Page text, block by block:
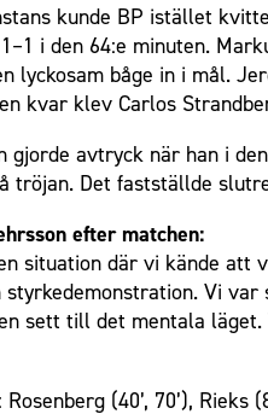
kunde BP istället
i den 64:e minuten.
lyckosam båge in i mål.
kvar klev Carlos
gjorde avtryck när han i
tröjan. Det fastställde
efter matchen:
situation där vi kände att
styrkedemonstration. Vi
sett till det mentala
(40’, 70’), Rieks